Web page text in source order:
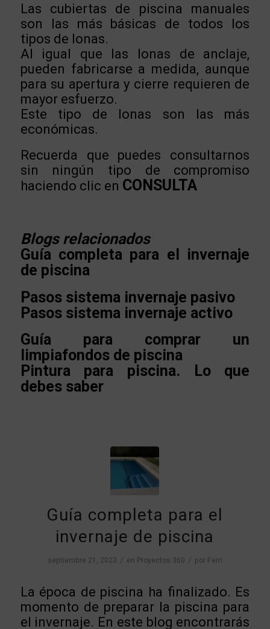
Las cubiertas de piscina manuales
son las más básicas de todos los
tipos de lonas.
Al igual que las lonas de anclaje,
pueden fabricarse a medida, aunque
para su apertura y cierre requieren de
mayor esfuerzo.
Este tipo de lonas son las más
económicas.
Recuerda que puedes consultarnos
sin ningún tipo de compromiso
haciendo clic en CONSULTA
Blogs relacionados
Guía completa para el invernaje
de piscina
Pasos sistema invernaje pasivo
Pasos sistema invernaje activo
Guía para comprar un
limpiafondos de piscina
Pintura para piscina. Lo que
debes saber
Guía completa para el
invernaje de piscina
septiembre 21, 2023 / en Proyectos 360 / por Ferri
La época de piscina ha finalizado. Es
momento de preparar la piscina para
el invernaje. En este blog encontrarás